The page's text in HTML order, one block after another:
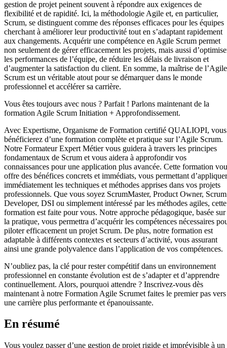
gestion de projet peinent souvent à répondre aux exigences de
flexibilité et de rapidité. Ici, la méthodologie Agile et, en particulier,
Scrum, se distinguent comme des réponses efficaces pour les équipes
cherchant à améliorer leur productivité tout en s’adaptant rapidement
aux changements. Acquérir une compétence en Agile Scrum permet
non seulement de gérer efficacement les projets, mais aussi
les performances de l’équipe, de réduire les délais de livraison et
d’augmenter la satisfaction du client. En somme, la maîtrise de l’Agile
Scrum est un véritable atout pour se démarquer dans le monde
professionnel et accélérer sa carrière.
Vous êtes toujours avec nous ? Parfait ! Parlons maintenant de la
formation Agile Scrum Initiation + Approfondissement.
Avec Expertisme, Organisme de Formation certifié QUALIOPI, vous
bénéficierez d’une formation complète et pratique sur l’Agile Scrum.
Notre Formateur Expert Métier vous guidera à travers les principes
fondamentaux de Scrum et vous aidera à approfondir vos
connaissances pour une application plus avancée. Cette formation
offre des bénéfices concrets et immédiats, vous permettant d’appliquer
immédiatement les techniques et méthodes apprises dans vos projets
professionnels. Que vous soyez ScrumMaster, Product Owner, Scrum
Developer, DSI ou simplement intéressé par les méthodes agiles, cette
formation est faite pour vous. Notre approche pédagogique, basée sur
la pratique, vous permettra d’acquérir les compétences nécessaires
piloter efficacement un projet Scrum. De plus, notre formation est
adaptable à différents contextes et secteurs d’activité, vous assurant
ainsi une grande polyvalence dans l’application de vos compétences.
N’oubliez pas, la clé pour rester compétitif dans un environnement
professionnel en constante évolution est de s’adapter et d’apprendre
continuellement. Alors, pourquoi attendre ? Inscrivez-vous dès
maintenant à notre Formation Agile Scrumet faites le premier pas vers
une carrière plus performante et épanouissante.
En résumé
Vous voulez passer d’une gestion de projet rigide et imprévisible à un